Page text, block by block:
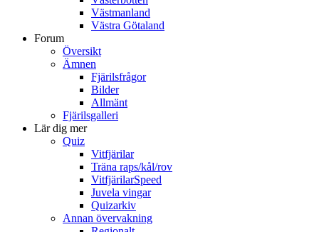
Västmanland
Västra Götaland
Forum
Översikt
Ämnen
Fjärilsfrågor
Bilder
Allmänt
Fjärilsgalleri
Lär dig mer
Quiz
Vitfjärilar
Träna raps/kål/rov
VitfjärilarSpeed
Juvela vingar
Quizarkiv
Annan övervakning